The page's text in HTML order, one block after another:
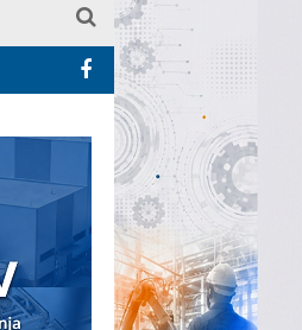
Savetovanju o elektrodistributivnim